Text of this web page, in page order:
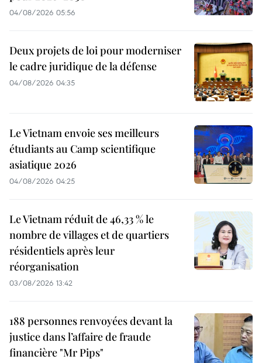
04/08/2026 05:56
Deux projets de loi pour moderniser
le cadre juridique de la défense
04/08/2026 04:35
Le Vietnam envoie ses meilleurs
étudiants au Camp scientifique
asiatique 2026
04/08/2026 04:25
Le Vietnam réduit de 46,33 % le
nombre de villages et de quartiers
résidentiels après leur
réorganisation
03/08/2026 13:42
188 personnes renvoyées devant la
justice dans l’affaire de fraude
financière "Mr Pips"